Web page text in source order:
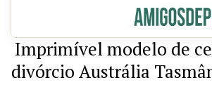
Imprimível modelo de
divórcio Austrália